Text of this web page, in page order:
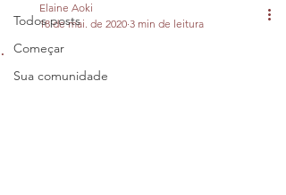
Todos posts
Começar
Sua comunidade
.
Elaine Aoki
18 de mai. de 2020 3 min de leitura